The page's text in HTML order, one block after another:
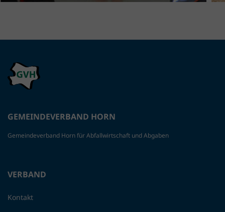
GEMEINDEVERBAND HORN
Gemeindeverband Horn für Abfallwirtschaft und Abgaben
VERBAND
Kontakt